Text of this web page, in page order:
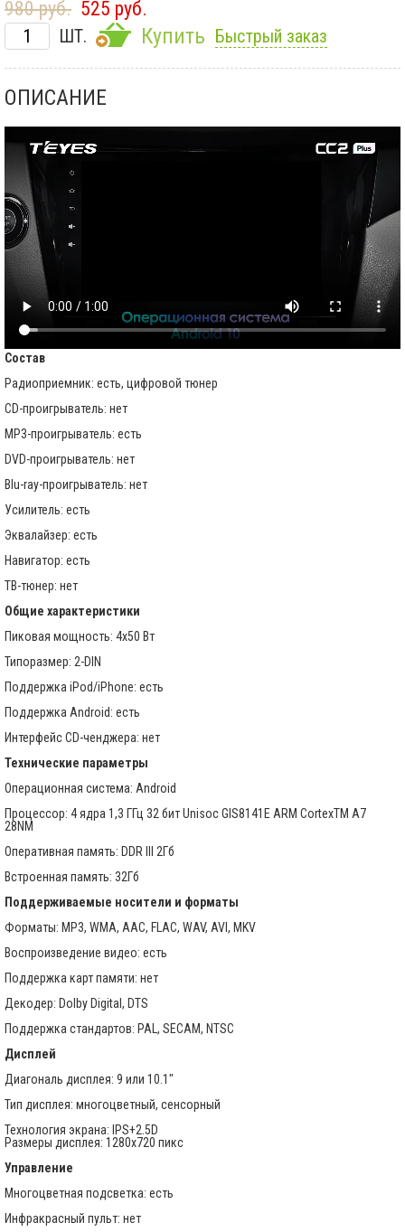
980 руб. 525 руб.
ШТ. Купить Быстрый заказ
ОПИСАНИЕ
Состав
Радиоприемник: есть, цифровой тюнер
CD-проигрыватель: нет
MP3-проигрыватель: есть
DVD-проигрыватель: нет
Blu-ray-проигрыватель: нет
Усилитель: есть
Эквалайзер: есть
Навигатор: есть
ТВ-тюнер: нет
Общие характеристики
Пиковая мощность: 4x50 Вт
Типоразмер: 2-DIN
Поддержка iPod/iPhone: есть
Поддержка Android: есть
Интерфейс CD-ченджера: нет
Технические параметры
Операционная система: Android
Процессор: 4 ядра 1,3 ГГц 32 бит Unisoc GIS8141E ARM CortexTM A7
28NM
Оперативная память: DDR III 2Гб
Встроенная память: 32Гб
Поддерживаемые носители и форматы
Форматы: MP3, WMA, AAC, FLAC, WAV, AVI, MKV
Воспроизведение видео: есть
Поддержка карт памяти: нет
Декодер: Dolby Digital, DTS
Поддержка стандартов: PAL, SECAM, NTSC
Дисплей
Диагональ дисплея: 9 или 10.1"
Тип дисплея: многоцветный, сенсорный
Технология экрана: IPS+2.5D
Размеры дисплея: 1280х720 пикс
Управление
Многоцветная подсветка: есть
Инфракрасный пульт: нет